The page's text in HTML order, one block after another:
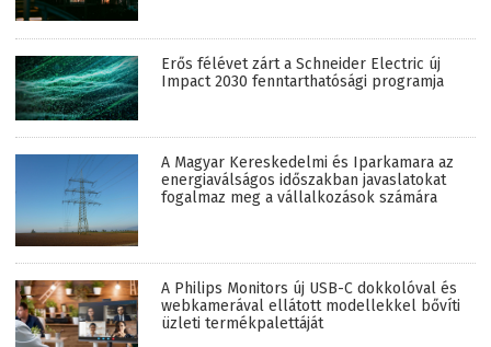
Erős félévet zárt a Schneider Electric új
Impact 2030 fenntarthatósági programja
A Magyar Kereskedelmi és Iparkamara az
energiaválságos időszakban javaslatokat
fogalmaz meg a vállalkozások számára
A Philips Monitors új USB-C dokkolóval és
webkamerával ellátott modellekkel bővíti
üzleti termékpalettáját